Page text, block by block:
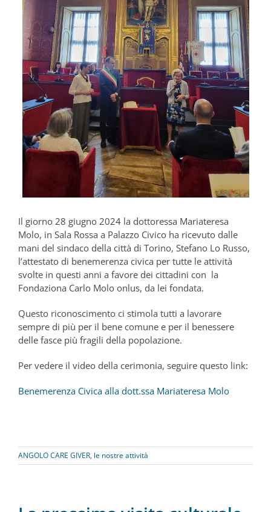
Il giorno 28 giugno 2024 la dottoressa Mariateresa
Molo, in Sala Rossa a Palazzo Civico ha ricevuto dalle
mani del sindaco della città di Torino, Stefano Lo Russo,
l’attestato di benemerenza civica per tutte le attività
svolte in questi anni a favore dei cittadini con la
Fondaziona Carlo Molo onlus, da lei fondata.
Questo riconoscimento ci stimola tutti a lavorare
sempre di più per il bene comune e per il benessere
delle fasce più fragili della popolazione.
Per vedere il video della cerimonia, seguire questo link:
Benemerenza Civica alla dott.ssa Mariateresa Molo
ANGOLO CARE GIVER, le nostre attività